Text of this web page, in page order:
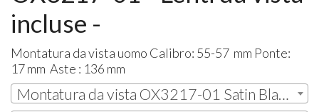
incluse -
Montatura da vista uomo Calibro: 55-57 mm Ponte:
17 mm Aste : 136 mm
Montatura da vista OX3217-01 Satin Black